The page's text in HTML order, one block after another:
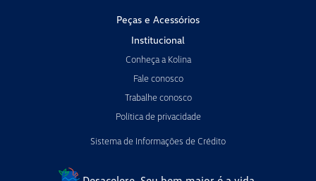
Peças e Acessórios
Institucional
Conheça a Kolina
Fale conosco
Trabalhe conosco
Política de privacidade
Sistema de Informações de Crédito